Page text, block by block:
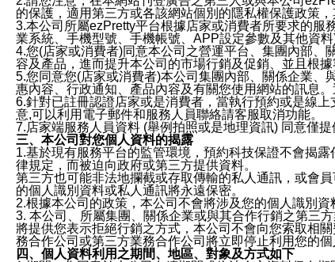
的保護，適用第三方或各該網站個別的隱私權保護政策
3.本公司所屬ezPretty平台根據店家或消費者所要求的
業系統、手機型號、手機帳號、APP設定參數及其他資
4.您(店家或消費者)同意本公司之營運平台、集團內部
容及產品，進而提升本公司的市場行銷及促銷、並且根
5.您同意您(店家或消費者)本公司集團內部、關係企業
惠內容、行政通知、產品內容及有關您使用網站的訊息
6.針對已註冊認證店家或是消費者，當執行預約或是線
意,可以利用電子郵件和服務人員聯絡請客服取消功能。
7.店家端服務人員資料 (舉例拍照或是地理資訊) 同意僅
三、本公司對您個人資料的揭露
1.基於現有服務平台的監管環境，預約科技保證不會揭
律規定，而被迫向政府或第三方提供資料。
第三方也可能非法地攔截或存取傳輸的私人通訊，或會
的個人識別資料或私人通訊將永遠保密。
2.根據本公司的政策，本公司不會將涉及您的個人識別資
3. 本公司、所屬集團、關係企業或與其合作行銷之第三
將提供您表示拒絕行銷之方式，本公司不會向您索取相
務合作公司或第三方業務合作公司將立即停止利用您的個
四、個人資料利用之期間、地區、對象及方式如下